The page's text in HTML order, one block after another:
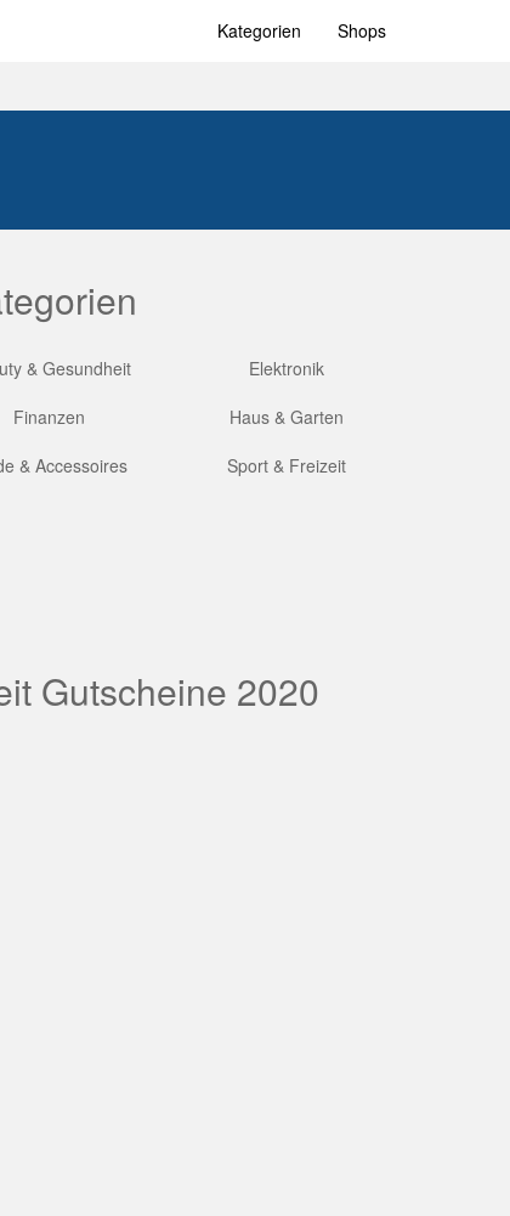
Kategorien Shops
& Gesundheit
Elektronik
Finanzen
Haus & Garten
& Accessoires Sport & Freizeit
Gutscheine 2020